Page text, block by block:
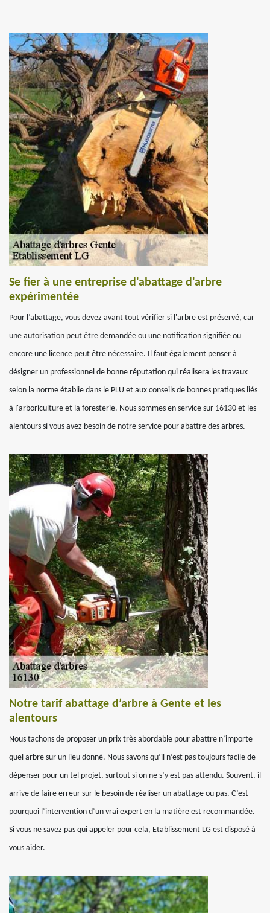
Se fier à une entreprise d'abattage d'arbre
expérimentée
Pour l’abattage, vous devez avant tout vérifier si l'arbre est préservé, car
une autorisation peut être demandée ou une notification signifiée ou
encore une licence peut être nécessaire. Il faut également penser à
désigner un professionnel de bonne réputation qui réalisera les travaux
selon la norme établie dans le PLU et aux conseils de bonnes pratiques liés
à l'arboriculture et la foresterie. Nous sommes en service sur 16130 et les
alentours si vous avez besoin de notre service pour abattre des arbres.
Notre tarif abattage d’arbre à Gente et les
alentours
Nous tachons de proposer un prix très abordable pour abattre n’importe
quel arbre sur un lieu donné. Nous savons qu’il n’est pas toujours facile de
dépenser pour un tel projet, surtout si on ne s’y est pas attendu. Souvent, il
arrive de faire erreur sur le besoin de réaliser un abattage ou pas. C’est
pourquoi l’intervention d’un vrai expert en la matière est recommandée.
Si vous ne savez pas qui appeler pour cela, Etablissement LG est disposé à
vous aider.